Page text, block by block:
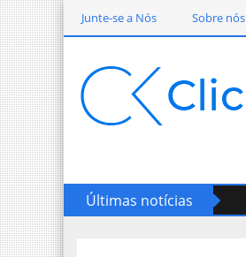
Junte-se a Nós Sobre nós
Últimas notícias